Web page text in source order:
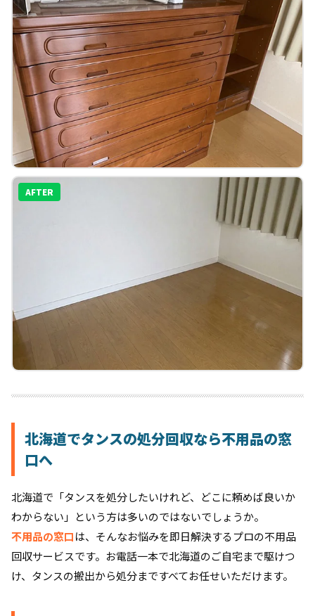
AFTER
北海道でタンスの処分回収なら不用品の窓
口へ
北海道で「タンスを処分したいけれど、どこに頼めば良いか
わからない」という方は多いのではないでしょうか。
不用品の窓口は、そんなお悩みを即日解決するプロの不用品
回収サービスです。お電話一本で北海道のご自宅まで駆けつ
け、タンスの搬出から処分まですべてお任せいただけます。